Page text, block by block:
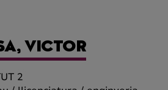
VICTOR
2